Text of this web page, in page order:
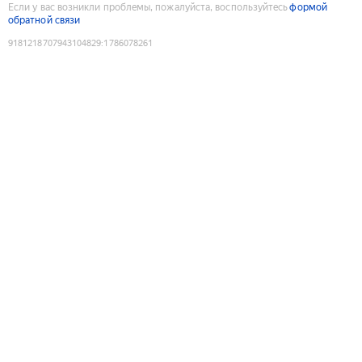
Если у вас возникли проблемы, пожалуйста, воспользуйтесьформой
обратной связи
9181218707943104829:1786078261